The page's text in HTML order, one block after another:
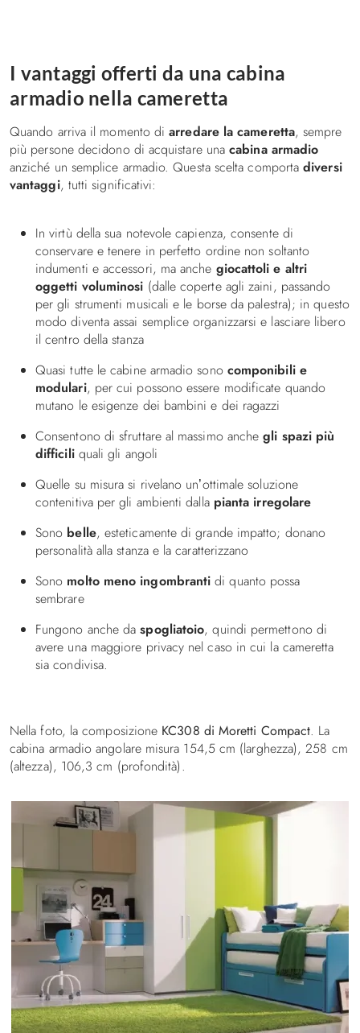
I consigli
Illuminazione in cameretta, idee e suggerimenti
Letti
Letti a Castello
Letti a soppalco
Letti una piazza e mezza
Letti singoli
Biancheria da letto
Divani e poltrona letto
Contatti
I vantaggi offerti da una cabina
armadio nella cameretta
Quando arriva il momento diarredare la cameretta, sempre
più persone decidono di acquistare unacabina armadio
anziché un semplice armadio. Questa scelta comportadiversi
vantaggi, tutti significativi:
In virtù della sua notevole capienza, consente di
conservare e tenere in perfetto ordine non soltanto
indumenti e accessori, ma anche giocattoli e altri
oggetti voluminosi (dalle coperte agli zaini, passando
per gli strumenti musicali e le borse da palestra); in questo
modo diventa assai semplice organizzarsi e lasciare libero
il centro della stanza
Quasi tutte le cabine armadio sono componibili e
modulari, per cui possono essere modificate quando
mutano le esigenze dei bambini e dei ragazzi
Consentono di sfruttare al massimo anchegli spazi più
difficiliquali gli angoli
Quelle su misura si rivelano un’ottimale soluzione
contenitiva per gli ambienti dalla pianta irregolare
Sono belle, esteticamente di grande impatto; donano
personalità alla stanza e la caratterizzano
Sono molto meno ingombranti di quanto possa
sembrare
Fungono anche daspogliatoio, quindi permettono di
avere una maggiore privacy nel caso in cui la cameretta
sia condivisa.
Nella foto, la composizione KC308 di Moretti Compact. La
cabina armadio angolare misura 154,5 cm (larghezza), 258 cm
(altezza), 106,3 cm (profondità).